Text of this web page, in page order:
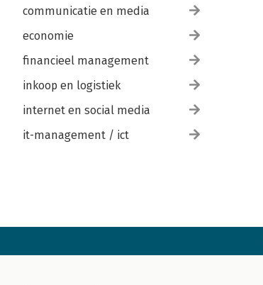
communicatie en media
economie
financieel management
inkoop en logistiek
internet en social media
it-management / ict